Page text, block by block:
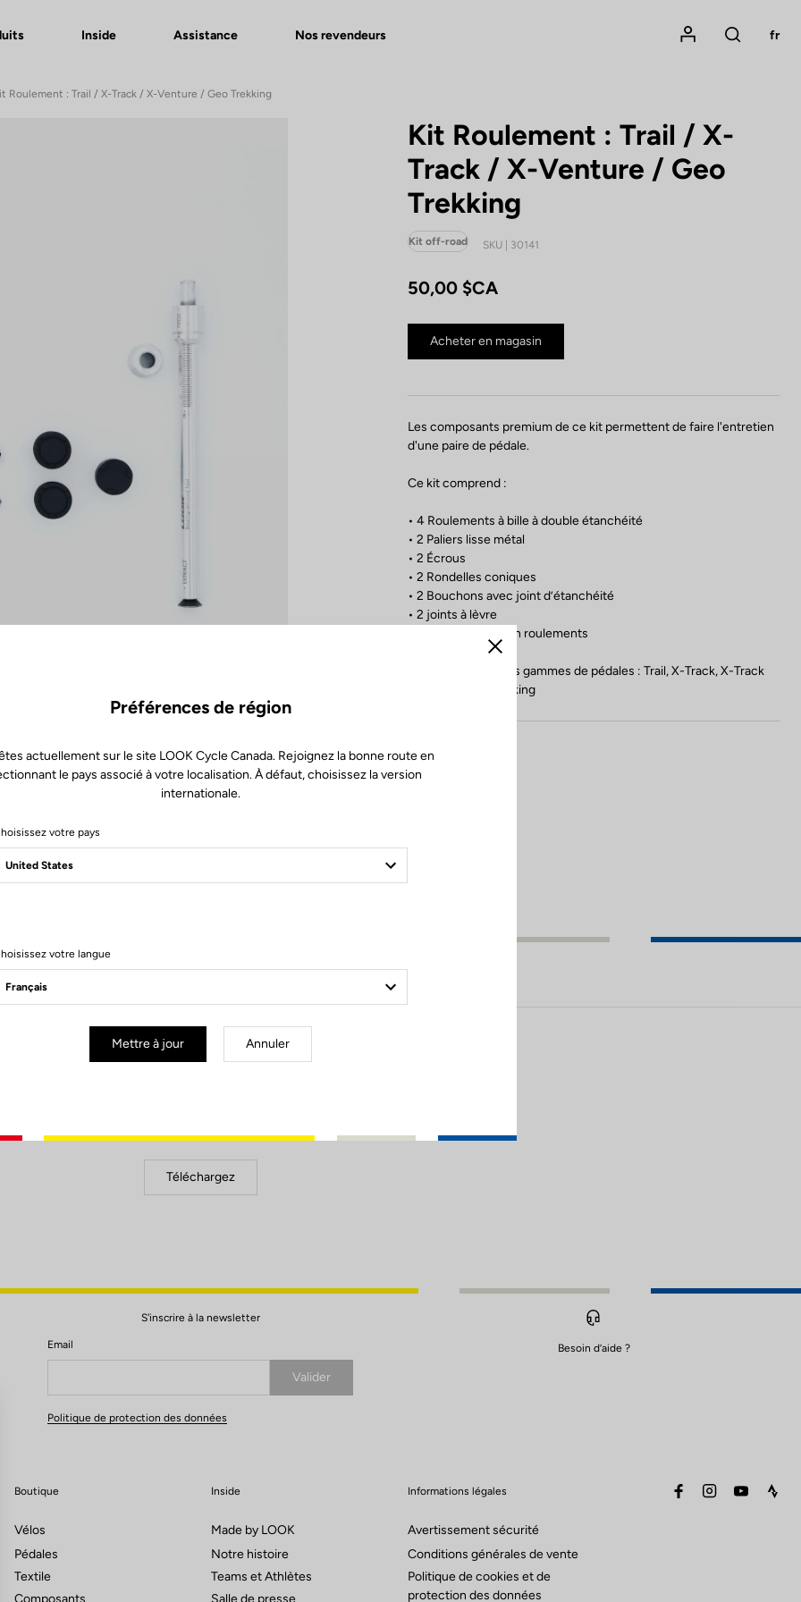
Inside Assistance Nos revendeurs
Mon compte
Rechercher
fr
Roulement : Trail / X-Track / X-Venture / Geo Trekking
Kit Roulement : Trail / X-
Track / X-Venture / Geo
Trekking
Kit off-road SKU | 30141
50,00 $CA
Acheter en magasin
Les composants premium de ce kit permettent de faire l'entretien
d'une paire de pédale.
Ce kit comprend :
• 4 Roulements à bille à double étanchéité
• 2 Paliers lisse métal
• 2 Écrous
• 2 Rondelles coniques
• 2 Bouchons avec joint d’étanchéité
• 2 joints à lèvre
• 1 Outil d'extraction roulements
Compatible avec les gammes de pédales : Trail, X-Track, X-Track
En-Rage, Geo Trekking
Documents à télécharger
Maintenance
Téléchargez
S'inscrire à la newsletter
Email
Valider
Votre e-mail a bien été enregistré
Politique de protection des données
Besoin d’aide ?
Boutique
Vélos
Pédales
Textile
Composants
Inside
Made by LOOK
Notre histoire
Teams et Athlètes
Salle de presse
Informations légales
Avertissement sécurité
Conditions générales de vente
Politique de cookies et de
protection des données
facebookinstagramyoutube
Fermer
Préférences de région
actuellement sur le site LOOK Cycle Canada. Rejoignez la bonne route en
le pays associé à votre localisation. À défaut, choisissez la version
internationale.
votre pays
votre langue
Mettre à jour Annuler